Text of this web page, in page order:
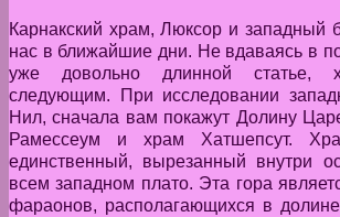
Карнакский храм, Люксор и западный
нас в ближайшие дни. Не вдаваясь в
уже довольно длинной статье,
следующим. При исследовании
Нил, сначала вам покажут Долину
Рамессеум и храм Хатшепсут.
единственный, вырезанный внутри
всем западном плато. Эта гора
фараонов, располагающихся в